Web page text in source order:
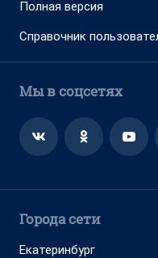
Полная версия
Справочник
Мы в соцсетях
Города сети
Екатеринбург